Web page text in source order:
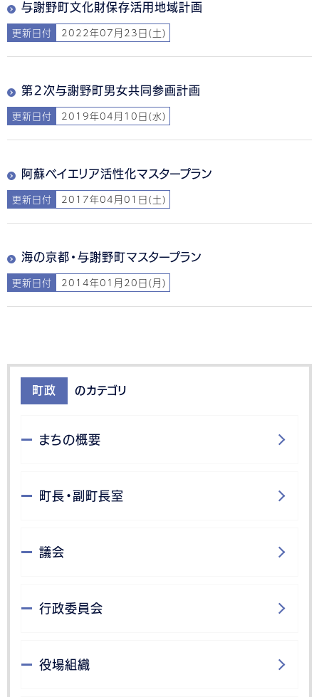
与謝野町文化財保存活用地域計画
更新日付 2022年07月23日(土)
第２次与謝野町男女共同参画計画
更新日付 2019年04月10日(水)
阿蘇ベイエリア活性化マスタープラン
更新日付 2017年04月01日(土)
海の京都・与謝野町マスタープラン
更新日付 2014年01月20日(月)
町政 のカテゴリ
まちの概要
町長・副町長室
議会
行政委員会
役場組織